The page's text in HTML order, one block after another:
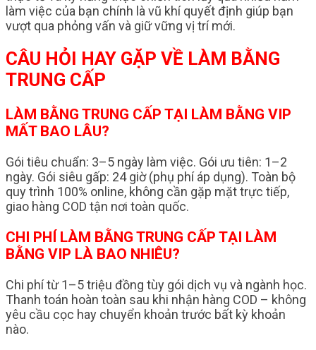
làm việc của bạn chính là vũ khí quyết định giúp bạn
vượt qua phỏng vấn và giữ vững vị trí mới.
CÂU HỎI HAY GẶP VỀ LÀM BẰNG
TRUNG CẤP
LÀM BẰNG TRUNG CẤP TẠI LÀM BẰNG VIP
MẤT BAO LÂU?
Gói tiêu chuẩn: 3–5 ngày làm việc. Gói ưu tiên: 1–2
ngày. Gói siêu gấp: 24 giờ (phụ phí áp dụng). Toàn bộ
quy trình 100% online, không cần gặp mặt trực tiếp,
giao hàng COD tận nơi toàn quốc.
CHI PHÍ LÀM BẰNG TRUNG CẤP TẠI LÀM
BẰNG VIP LÀ BAO NHIÊU?
Chi phí từ 1–5 triệu đồng tùy gói dịch vụ và ngành học.
Thanh toán hoàn toàn sau khi nhận hàng COD – không
yêu cầu cọc hay chuyển khoản trước bất kỳ khoản
nào.